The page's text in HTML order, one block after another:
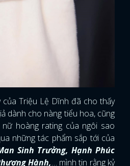
của Triệu Lệ Dĩnh đã cho thấy
dành cho nàng tiểu hoa, cũng
hoàng rating của ngôi sao
những tác phẩm sắp tới của
Sinh Trưởng, Hạnh Phúc
Hành,… mình tin rằng kỷ